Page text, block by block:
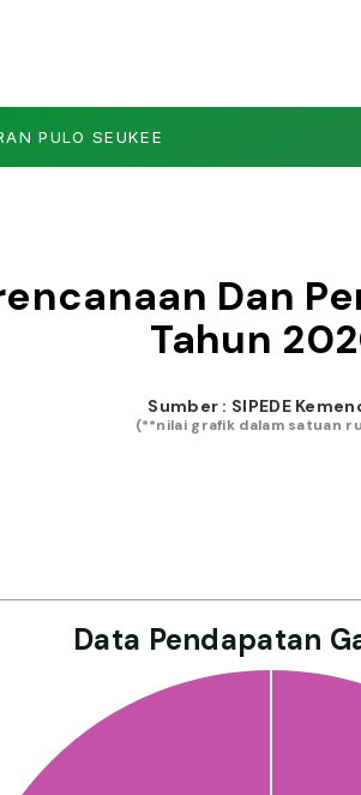
PULO SEUKEE
Dan
Tahun
Sumber : SIPEDE
(**nilai grafik dalam satuan
Data Pendapatan